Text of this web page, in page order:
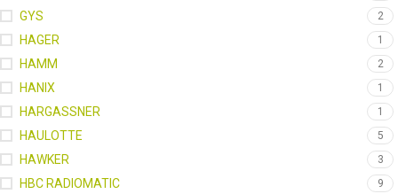
GYS 2
HAGER 1
HAMM 2
HANIX 1
HARGASSNER 1
HAULOTTE 5
HAWKER 3
HBC RADIOMATIC 9